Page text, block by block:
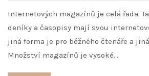
Internetových magazínů je celá řada.
deníky a časopisy mají svou
jiná forma je pro běžného čtenáře a
Množství magazínů je vysoké…